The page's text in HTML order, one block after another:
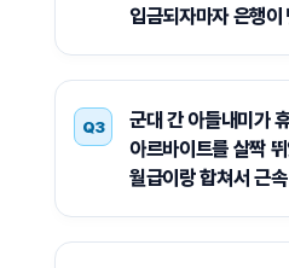
입금되자마자 은행
Q3
군대 간 아들내미가
아르바이트를 살짝
월급이랑 합쳐서 근